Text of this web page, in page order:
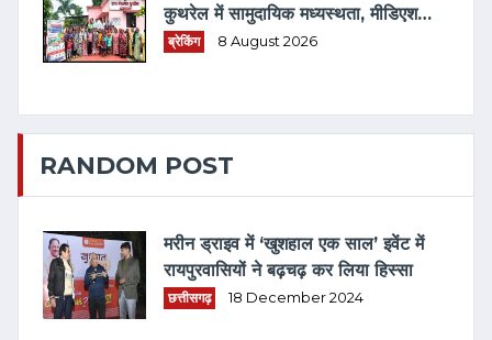
कुथरेल में सामुदायिक मध्यस्थता, मीडिएशन
3.0 एवं विधिक जागरूकता का संगम
ब्रेकिंग 8 August 2026
RANDOM POST
मरीन ड्राइव में ‘खुशहाल एक साल’ इवेंट में
रायपुरवासियों ने बढ़चढ़ कर लिया हिस्सा
छत्तीसगढ़ 18 December 2024